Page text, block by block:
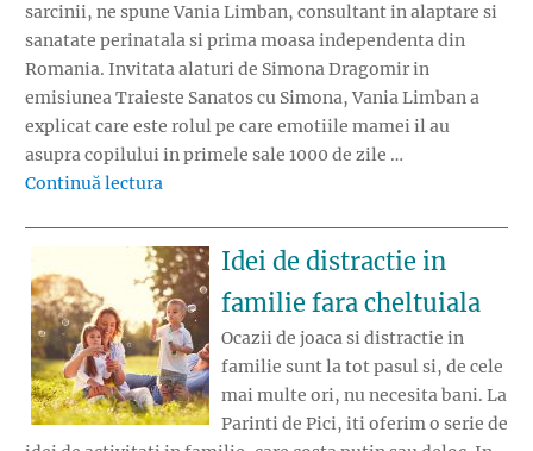
sarcinii, ne spune Vania Limban, consultant in alaptare si
sanatate perinatala si prima moasa independenta din
Romania. Invitata alaturi de Simona Dragomir in
emisiunea Traieste Sanatos cu Simona, Vania Limban a
explicat care este rolul pe care emotiile mamei il au
asupra copilului in primele sale 1000 de zile …
Continuă lectura
Idei de distractie in
familie fara cheltuiala
Ocazii de joaca si distractie in
familie sunt la tot pasul si, de cele
mai multe ori, nu necesita bani. La
Parinti de Pici, iti oferim o serie de